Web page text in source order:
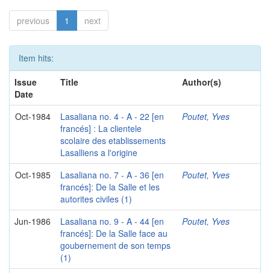
previous 1 next
Item hits:
Issue
Date
Title Author(s)
Oct-1984
Lasaliana no. 4 - A - 22 [en
francés] : La clientele
scolaire des etablissements
Lasalliens a l'origine
Poutet, Yves
Oct-1985
Lasaliana no. 7 - A - 36 [en
francés]: De la Salle et les
autorites civiles (1)
Poutet, Yves
Jun-1986
Lasaliana no. 9 - A - 44 [en
francés]: De la Salle face au
goubernement de son temps
(1)
Poutet, Yves